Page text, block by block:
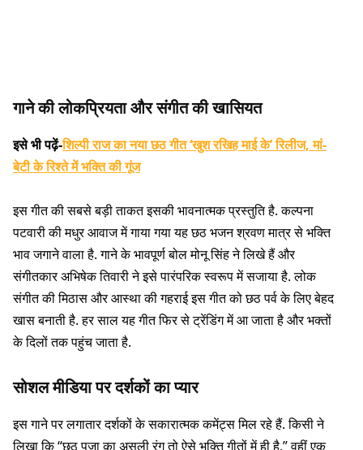
गाने की लोकप्रियता और संगीत की खासियत
इसे भी पढ़ें-शिल्पी राज का नया छठ गीत ‘खुश रखिह माई के’ रिलीज, मां-
बेटी के रिश्ते में भक्ति की गूंज
इस गीत की सबसे बड़ी ताकत इसकी भावनात्मक प्रस्तुति है. कल्पना
पटवारी की मधुर आवाज में गाया गया यह छठ भजन श्रवण मात्र से भक्ति
भाव जगाने वाला है. गाने के भावपूर्ण बोल मोनू सिंह ने लिखे हैं और
संगीतकार अभिषेक तिवारी ने इसे पारंपरिक स्वरूप में सजाया है. लोक
संगीत की मिठास और आस्था की गहराई इस गीत को छठ पर्व के लिए बेहद
खास बनाती है. हर साल यह गीत फिर से ट्रेंडिंग में आ जाता है और भक्तों
के दिलों तक पहुंच जाता है.
सोशल मीडिया पर दर्शकों का प्यार
इस गाने पर लगातार दर्शकों के सकारात्मक कमेंट्स मिल रहे हैं. किसी ने
लिखा कि “छठ पूजा का असली रंग तो ऐसे भक्ति गीतों में ही है,” वहीं एक